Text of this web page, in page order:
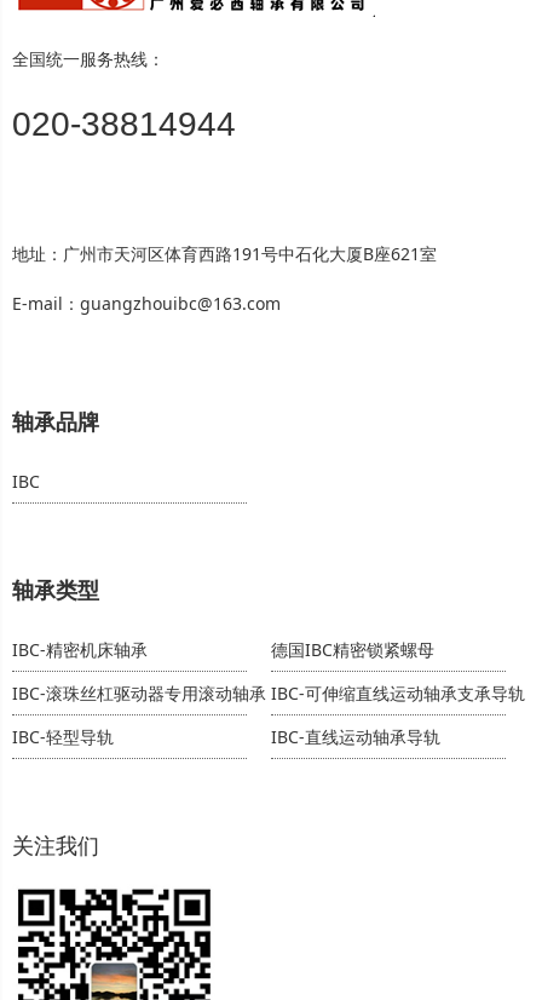
全国统一服务热线：
020-38814944
地址：广州市天河区体育西路191号中石化大厦B座621室
E-mail：guangzhouibc@163.com
轴承品牌
IBC
轴承类型
IBC-精密机床轴承
德国IBC精密锁紧螺母
IBC-滚珠丝杠驱动器专用滚动轴承 IBC-可伸缩直线运动轴承支承导轨
IBC-轻型导轨
IBC-直线运动轴承导轨
关注我们